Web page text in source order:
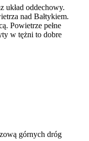
układ oddechowy.
nad Bałtykiem.
Powietrze pełne
w tężni to dobre
górnych dróg